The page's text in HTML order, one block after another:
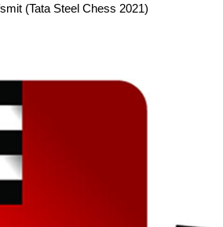
(Tata Steel Chess 2021)